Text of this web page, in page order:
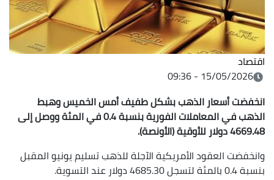
اقتصاد
15/05/2026 - 09:36
انخفضت أسعار الذهب ‌بشكل طفيف أمس الخميس وهبط
الذهب في المعاملات الفورية بنسبة 0.4 في المئة ووصل إلى
4669.48 دولار للأوقية (الأونصة).
وانخفضت العقود الأمريكية الآجلة للذهب تسليم يونيو المقبل
بنسبة 0.4 بالمئة لتسجل 4685.30 دولار عند التسوية.